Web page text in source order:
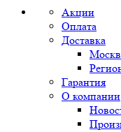
Акции
Оплата
Доставка
Гарантия
О компании